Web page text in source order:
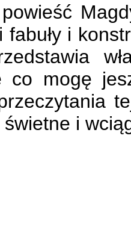
fabuły i
co mogę
i